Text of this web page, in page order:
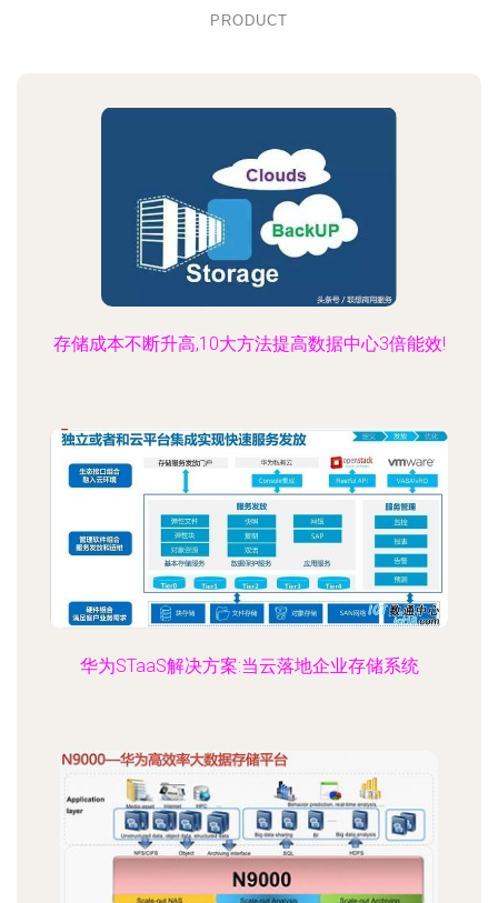
PRODUCT
存储成本不断升高,10大方法提高数据中心3倍能效!
华为STaaS解决方案:当云落地企业存储系统